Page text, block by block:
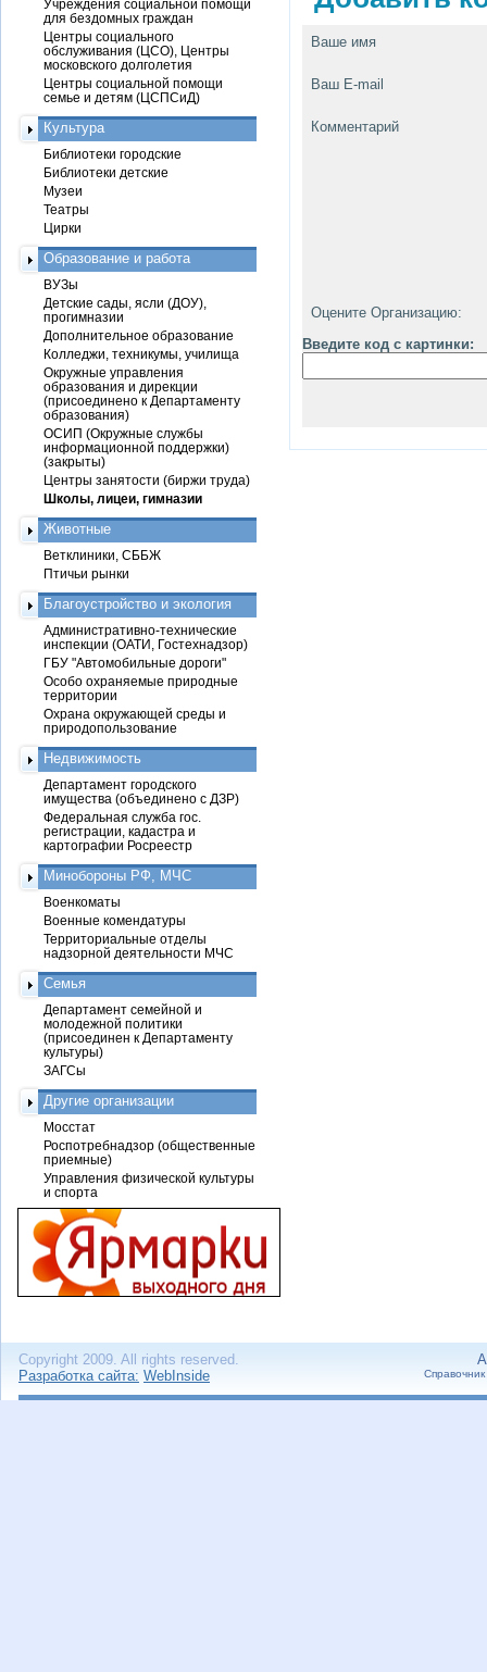
Ваше имя
Ваш E-mail
Комментарий
Оцените Организацию:
Введите код с картинки:
Учреждения социальной помощи
для бездомных граждан
Центры социального
обслуживания (ЦСО), Центры
московского долголетия
Центры социальной помощи
семье и детям (ЦСПСиД)
Культура
Библиотеки городские
Библиотеки детские
Музеи
Театры
Цирки
Образование и работа
ВУЗы
Детские сады, ясли (ДОУ),
прогимназии
Дополнительное образование
Колледжи, техникумы, училища
Окружные управления
образования и дирекции
(присоединено к Департаменту
образования)
ОСИП (Окружные службы
информационной поддержки)
(закрыты)
Центры занятости (биржи труда)
Школы, лицеи, гимназии
Животные
Ветклиники, СББЖ
Птичьи рынки
Благоустройство и экология
Административно-технические
инспекции (ОАТИ, Гостехнадзор)
ГБУ "Автомобильные дороги"
Особо охраняемые природные
территории
Охрана окружающей среды и
природопользование
Недвижимость
Департамент городского
имущества (объединено с ДЗР)
Федеральная служба гос.
регистрации, кадастра и
картографии Росреестр
Минобороны РФ, МЧС
Военкоматы
Военные комендатуры
Территориальные отделы
надзорной деятельности МЧС
Семья
Департамент семейной и
молодежной политики
(присоединен к Департаменту
культуры)
ЗАГСы
Другие организации
Мосстат
Роспотребнадзор (общественные
приемные)
Управления физической культуры
и спорта
Copyright 2009. All rights reserved.
Разработка сайта: WebInside